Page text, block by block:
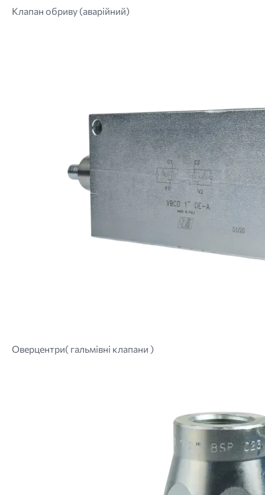
Клапан обриву (аварійний)
Оверцентри( гальмівні клапани )